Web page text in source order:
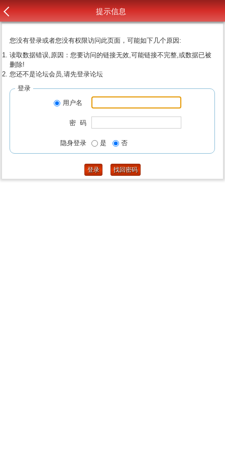
提示信息
您没有登录或者您没有权限访问此页面，可能如下几个原因:
读取数据错误,原因：您要访问的链接无效,可能链接不完整,或数据已被
删除!
您还不是论坛会员,请先登录论坛
登录
用户名
密 码
隐身登录 是 否